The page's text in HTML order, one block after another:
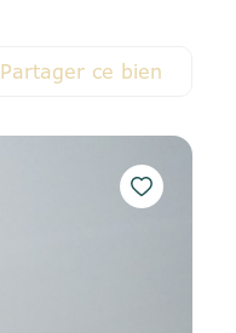
Partager ce bien